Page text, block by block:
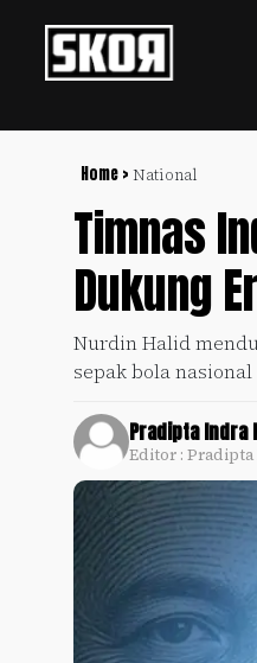
Home > National
Timnas
Dukung
Nurdin Halid
sepak bola
Pradipta Indra
Editor :
Football +
Culture +
Update
+
Timnas
SKOR
Policy
Pedoman
Media
Disclaimer
Kami